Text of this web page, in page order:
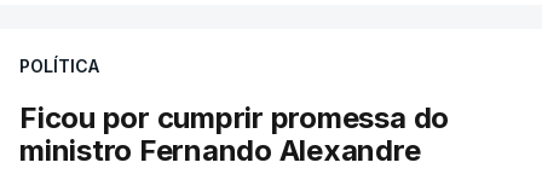
POLÍTICA
Ficou por cumprir promessa do
ministro Fernando Alexandre